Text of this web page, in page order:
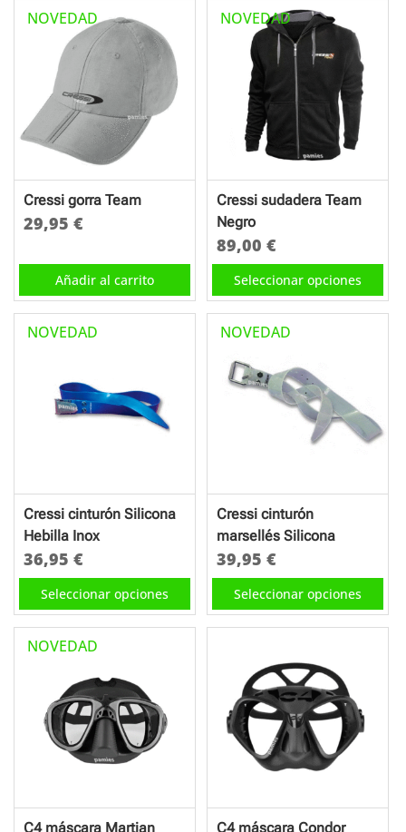
NOVEDAD
Cressi gorra Team
29,95 €
Añadir al carrito
NOVEDAD
Cressi sudadera Team
Negro
89,00€
Seleccionar opciones
Este
producto
tiene
variantes.
Las
opciones
se
en
la
de
producto
NOVEDAD
Cressi cinturón Silicona
Hebilla Inox
36,95 €
Seleccionar opciones
Este
producto
tiene
variantes.
Las
opciones
se
pueden
en
NOVEDAD
Cressi cinturón
marsellés Silicona
39,95€
Seleccionar opciones
Este
producto
tiene
variantes.
Las
opciones
se
pueden
en
NOVEDAD
C4 máscara Martian C4 máscara Condor